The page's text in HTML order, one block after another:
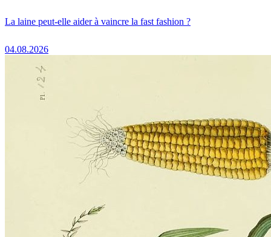
La laine peut-elle aider à vaincre la fast fashion ?
04.08.2026